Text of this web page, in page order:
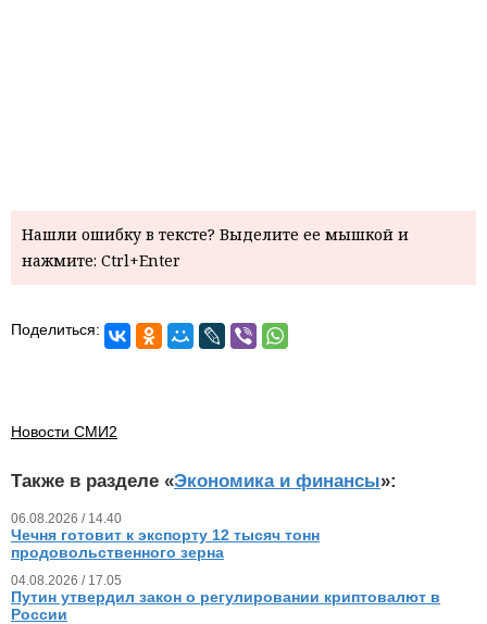
Нашли ошибку в тексте? Выделите ее мышкой и
нажмите: Ctrl+Enter
Поделиться:
Новости СМИ2
Также в разделе «Экономика и финансы»:
06.08.2026 / 14.40
Чечня готовит к экспорту 12 тысяч тонн
продовольственного зерна
04.08.2026 / 17.05
Путин утвердил закон о регулировании криптовалют в
России